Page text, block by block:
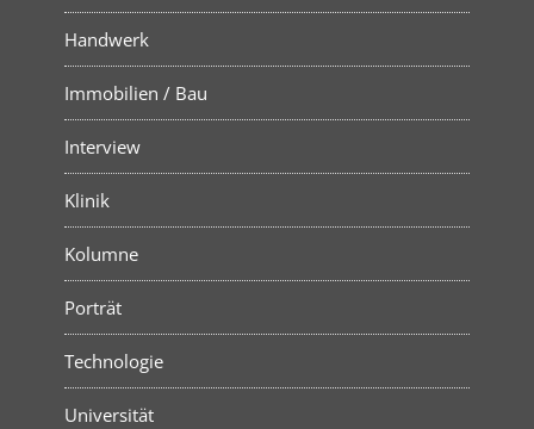
Handwerk
Immobilien / Bau
Interview
Klinik
Kolumne
Porträt
Technologie
Universität